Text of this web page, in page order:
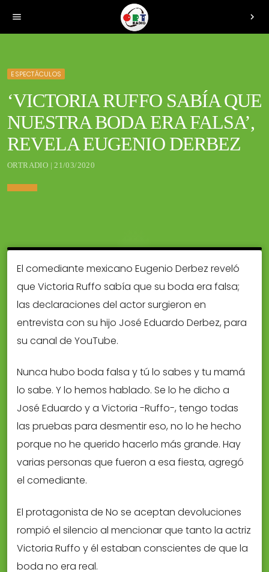
menu chevron_right
ESPECTÁCULOS
‘VICTORIA RUFFO SABÍA QUE
NUESTRA BODA ERA FALSA’,
REVELA EUGENIO DERBEZ
ORTRADIO | 21/03/2020
El comediante mexicano Eugenio Derbez reveló
que Victoria Ruffo sabía que su boda era falsa;
las declaraciones del actor surgieron en
entrevista con su hijo José Eduardo Derbez, para
su canal de YouTube.
Nunca hubo boda falsa y tú lo sabes y tu mamá
lo sabe. Y lo hemos hablado. Se lo he dicho a
José Eduardo y a Victoria -Ruffo-, tengo todas
las pruebas para desmentir eso, no lo he hecho
porque no he querido hacerlo más grande. Hay
varias personas que fueron a esa fiesta, agregó
el comediante.
El protagonista de No se aceptan devoluciones
rompió el silencio al mencionar que tanto la actriz
Victoria Ruffo y él estaban conscientes de que la
boda no era real.